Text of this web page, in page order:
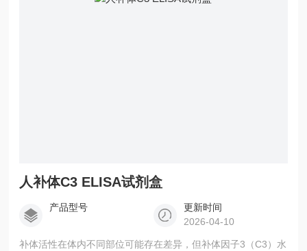
人补体C3 ELISA试剂盒
产品型号
更新时间
2026-04-10
补体活性在体内不同部位可能存在差异，但补体因子3（C3）水